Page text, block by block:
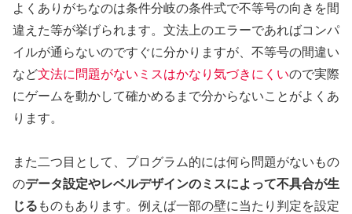
よくありがちなのは条件分岐の条件式で不等号の向きを間
違えた等が挙げられます。文法上のエラーであればコンパ
イルが通らないのですぐに分かりますが、不等号の間違い
など文法に問題がないミスはかなり気づきにくいので実際
にゲームを動かして確かめるまで分からないことがよくあ
ります。
また二つ目として、プログラム的には何ら問題がないもの
のデータ設定やレベルデザインのミスによって不具合が生
じる ものもあります。例えば一部の壁に当たり判定を設定